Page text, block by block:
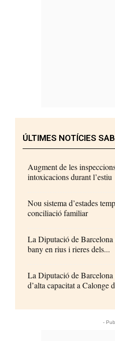
ÚLTIMES NOTÍCIES
Augment de les
intoxicacions durant l’estiu
Nou sistema d’estades
conciliació familiar
La Diputació de
bany en rius i rieres dels...
La Diputació de
d’alta capacitat a Calonge
-